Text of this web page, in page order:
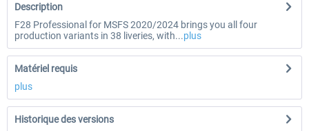
Description
F28 Professional for MSFS 2020/2024 brings you all four
production variants in 38 liveries, with...plus
Matériel requis
plus
Historique des versions